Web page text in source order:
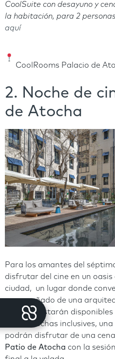
CoolSuite con desayuno y
la habitación, para 2
aquí
CoolRooms Palacio de
2. Noche de
de Atocha
Para los amantes del
disfrutar del cine en un
ciudad, un lugar donde
acompañado de una
sesiones estarán disponibles
ambas fechas inclusives,
podrán disfrutar de una cena
Patio de Atocha con la